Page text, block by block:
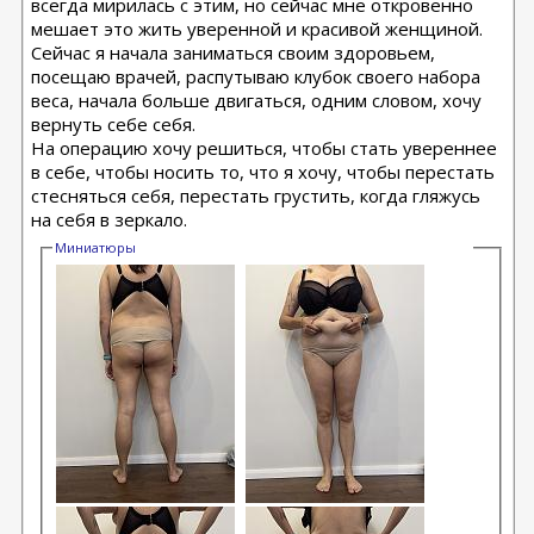
всегда мирилась с этим, но сейчас мне откровенно
мешает это жить уверенной и красивой женщиной.
Сейчас я начала заниматься своим здоровьем,
посещаю врачей, распутываю клубок своего набора
веса, начала больше двигаться, одним словом, хочу
вернуть себе себя.
На операцию хочу решиться, чтобы стать увереннее
в себе, чтобы носить то, что я хочу, чтобы перестать
стесняться себя, перестать грустить, когда гляжусь
на себя в зеркало.
Миниатюры